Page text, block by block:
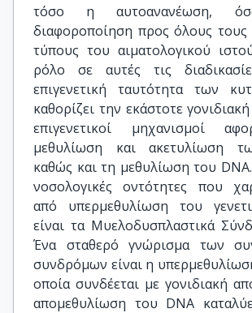
τόσο η αυτοανανέωση,
διαφοροποίηση προς όλους τους
τύπους του αιματολογικού
ρόλο σε αυτές τις
επιγενετική ταυτότητα των
καθορίζει την εκάστοτε
επιγενετικοί μηχανισμοί
μεθυλίωση και ακετυλίωση
καθώς και τη μεθυλίωση του
νοσολογικές οντότητες που
από υπερμεθυλίωση του
είναι τα Μυελοδυσπλαστικά
Ένα σταθερό γνώρισμα των
συνδρόμων είναι η
οποία συνδέεται με γονιδιακή
απομεθυλίωση του DNA